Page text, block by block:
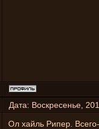
Дата: Воскресенье,
Ол хайль Рипер. Всего-